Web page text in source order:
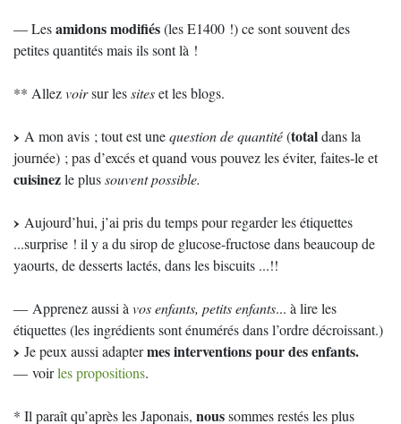
— Lesamidons modifiés(les E1400 !) ce sont souvent des
petites quantités mais ils sont là !
** Allezvoirsur lessiteset les blogs.
A mon avis ; tout est unequestion de quantité(totaldans la
journée) ; pas d’excés et quand vous pouvez les éviter, faites-le et
cuisinezle plussouvent possible.
Aujourd’hui, j’ai pris du temps pour regarder les étiquettes
...surprise ! il y a du sirop de glucose-fructose dans beaucoup de
yaourts, de desserts lactés, dans les biscuits ...!!
— Apprenez aussi àvos enfants, petits enfants... à lire les
étiquettes (les ingrédients sont énumérés dans l’ordre décroissant.)
Je peux aussi adaptermes interventions pour des enfants.
— voirles propositions.
* Il paraît qu’après les Japonais, noussommes restés les plus